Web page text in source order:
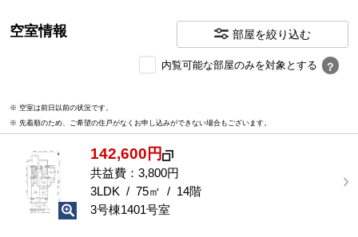
空室情報 部屋を絞り込む
な
屋
を
選
す
内覧可能な部屋のみを対象とする ？
※ 空室は前日以前の状況です。
※ 先着順のため、ご希望の住戸がなくお申し込みができない場合もございます。
142,600円
共益費：3,800円
3LDK / 75㎡ / 14階
3号棟1401号室